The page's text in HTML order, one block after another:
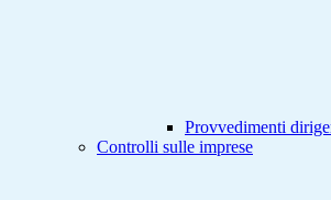
Provvedimenti
Controlli sulle imprese